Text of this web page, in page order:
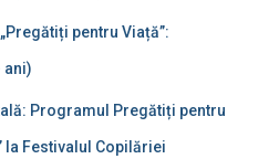
pentru Viață”:
ani)
Programul Pregătiți pentru
la Festivalul Copilăriei